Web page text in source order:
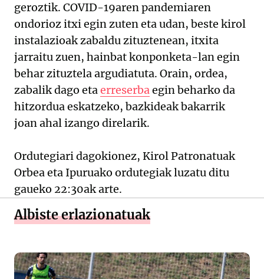
geroztik. COVID-19aren pandemiaren
ondorioz itxi egin zuten eta udan, beste kirol
instalazioak zabaldu zituztenean, itxita
jarraitu zuen, hainbat konponketa-lan egin
behar zituztela argudiatuta. Orain, ordea,
zabalik dago etaerreserbaegin beharko da
hitzordua eskatzeko, bazkideak bakarrik
joan ahal izango direlarik.
Ordutegiari dagokionez, Kirol Patronatuak
Orbea eta Ipuruako ordutegiak luzatu ditu
gaueko 22:30ak arte.
Albiste erlazionatuak